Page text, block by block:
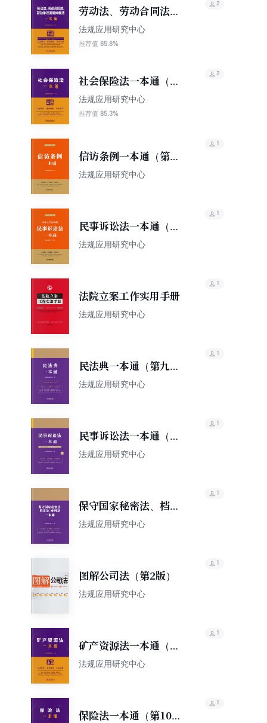
劳动法、劳动合同法、
劳动争议调解仲裁法一
本通（第10版）（修订
法规应用研究中心
推荐值 85.8%
2
社会保险法一本通（第
10版）
法规应用研究中心
推荐值 85.3%
2
信访条例一本通（第六
版）
法规应用研究中心
1
民事诉讼法一本通（第
六版）
法规应用研究中心
1
法院立案工作实用手册
法规应用研究中心
1
民法典一本通（第九
版）
法规应用研究中心
1
民事诉讼法一本通（第
九版·修订版）
法规应用研究中心
1
保守国家秘密法、档案
法、密码法一本通（第
法规应用研究中心
1
图解公司法（第2版）
法规应用研究中心
1
矿产资源法一本通（第
10版）
法规应用研究中心
1
保险法一本通（第10
1